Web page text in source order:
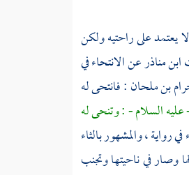
على راحتيه ولكن
ابن مناذرعن الانتحاء في
بن ملحان: فانتحى له
السلام - : وتنحى له
رواية ، والمشهور بالثاء
وصار في ناحيتها وتجنب